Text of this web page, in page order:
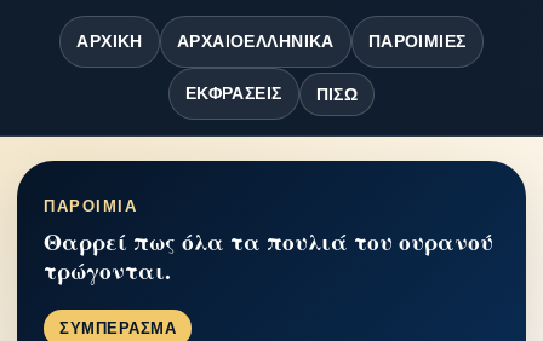
ΑΡΧΙΚΉ ΑΡΧΑΙΟΕΛΛΗΝΙΚΆ ΠΑΡΟΙΜΊΕΣ
ΕΚΦΡΆΣΕΙΣ ΠΊΣΩ
ΠΑΡΟΙΜΙΑ
Θαρρεί πως όλα τα πουλιά του ουρανού
τρώγονται.
ΣΥΜΠΕΡΑΣΜΑ